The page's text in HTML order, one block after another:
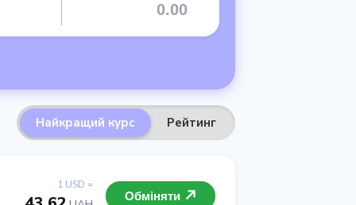
Найкращий курс Рейтинг
1 USD =
Обміняти